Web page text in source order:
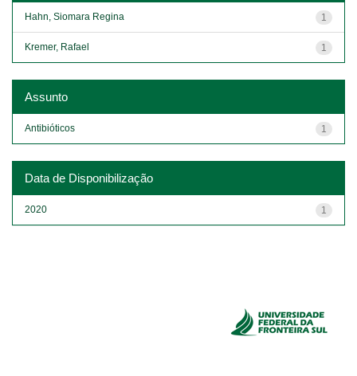
1
Hahn, Siomara Regina
1
Kremer, Rafael
Assunto
1
Antibióticos
Data de Disponibilização
1
2020